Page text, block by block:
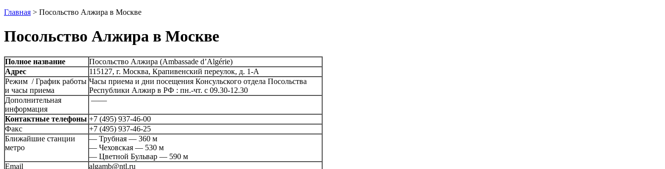
Главная > Посольство Алжира в Москве
Посольство Алжира в Москве
Полное название
Посольство Алжира (Ambassade d’Algérie)
Адрес
115127, г. Москва, Крапивенский переулок, д. 1-А
Режим / График работы
и часы приема
Часы приема и дни посещения Консульского отдела Посольства
Республики Алжир в РФ : пн.-чт. с 09.30-12.30
Дополнительная
информация
——
Контактные телефоны +7 (495) 937-46-00
Факс
+7 (495) 937-46-25
Ближайшие станции
метро
— Трубная — 360 м
— Чеховская — 530 м
— Цветной Бульвар — 590 м
Email
algamb@ntl.ru